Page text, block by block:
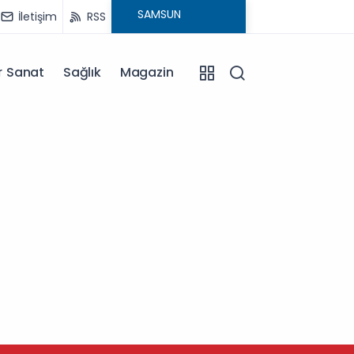
İletişim RSS
Sanat Sağlık Magazin